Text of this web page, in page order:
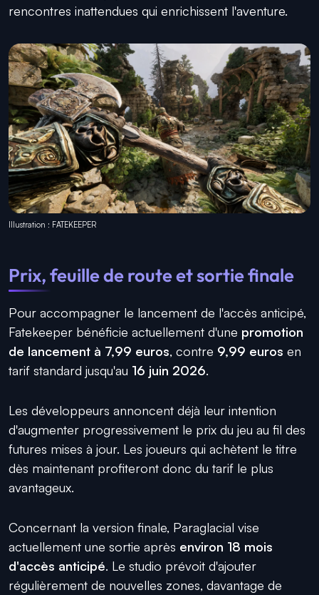
rencontres inattendues qui enrichissent l'aventure.
Illustration : FATEKEEPER
Prix, feuille de route et sortie finale
Pour accompagner le lancement de l'accès anticipé,
Fatekeeper bénéficie actuellement d'une promotion
de lancement à 7,99 euros, contre 9,99 euros en
tarif standard jusqu'au 16 juin 2026.
Les développeurs annoncent déjà leur intention
d'augmenter progressivement le prix du jeu au fil des
futures mises à jour. Les joueurs qui achètent le titre
dès maintenant profiteront donc du tarif le plus
avantageux.
Concernant la version finale, Paraglacial vise
actuellement une sortie après environ 18 mois
d'accès anticipé. Le studio prévoit d'ajouter
régulièrement de nouvelles zones, davantage de